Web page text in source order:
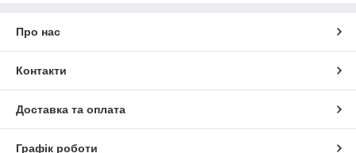
Про нас
Контакти
Доставка та оплата
Графік роботи